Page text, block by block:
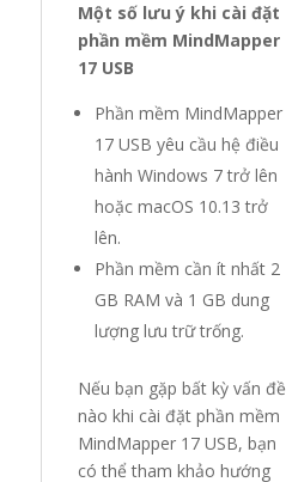
Một số lưu ý khi cài đặt
phần mềm MindMapper
17 USB
Phần mềm MindMapper
17 USB yêu cầu hệ điều
hành Windows 7 trở lên
hoặc macOS 10.13 trở
lên.
Phần mềm cần ít nhất 2
GB RAM và 1 GB dung
lượng lưu trữ trống.
Nếu bạn gặp bất kỳ vấn đề
nào khi cài đặt phần mềm
MindMapper 17 USB, bạn
có thể tham khảo hướng